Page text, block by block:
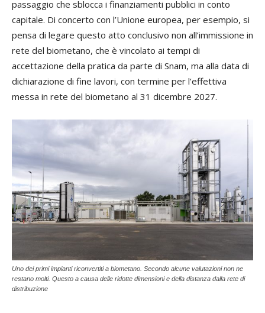
passaggio che sblocca i finanziamenti pubblici in conto
capitale. Di concerto con l’Unione europea, per esempio, si
pensa di legare questo atto conclusivo non all’immissione in
rete del biometano, che è vincolato ai tempi di
accettazione della pratica da parte di Snam, ma alla data di
dichiarazione di fine lavori, con termine per l’effettiva
messa in rete del biometano al 31 dicembre 2027.
Uno dei primi impianti riconvertiti a biometano. Secondo alcune valutazioni non ne
restano molti. Questo a causa delle ridotte dimensioni e della distanza dalla rete di
distribuzione